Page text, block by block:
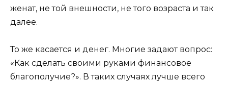
женат, не той внешности, не того возраста и так
далее.
То же касается и денег. Многие задают вопрос:
«Как сделать своими руками финансовое
благополучие?». В таких случаях лучше всего